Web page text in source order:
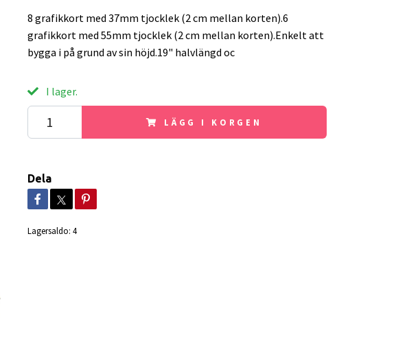
8 grafikkort med 37mm tjocklek (2 cm mellan korten).6
grafikkort med 55mm tjocklek (2 cm mellan korten).Enkelt att
bygga i på grund av sin höjd.19" halvlängd oc
I lager.
LÄGG I KORGEN
Dela
Lagersaldo: 4